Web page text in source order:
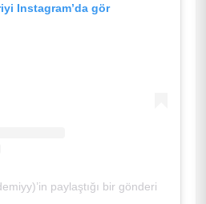
Instagram’da gör
paylaştığı bir gönderi